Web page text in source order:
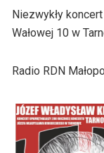
dźwiękowych
Niezwykły
Wałowej 10 w
Radio RDN